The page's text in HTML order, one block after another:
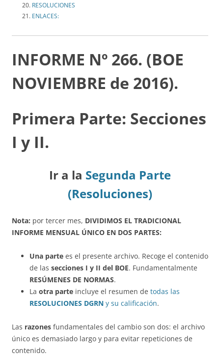
RESOLUCIONES
ENLACES:
INFORME Nº 266. (BOE
NOVIEMBRE de 2016).
Primera Parte: Secciones
I y II.
Ir a la Segunda Parte
(Resoluciones)
Nota: por tercer mes, DIVIDIMOS EL TRADICIONAL
INFORME MENSUAL ÚNICO EN DOS PARTES:
Una parte es el presente archivo. Recoge el contenido
de las secciones I y II del BOE. Fundamentalmente
RESÚMENES DE NORMAS.
La otra parte incluye el resumen de todas las
RESOLUCIONES DGRN y su calificación.
Las razones fundamentales del cambio son dos: el archivo
único es demasiado largo y para evitar repeticiones de
contenido.